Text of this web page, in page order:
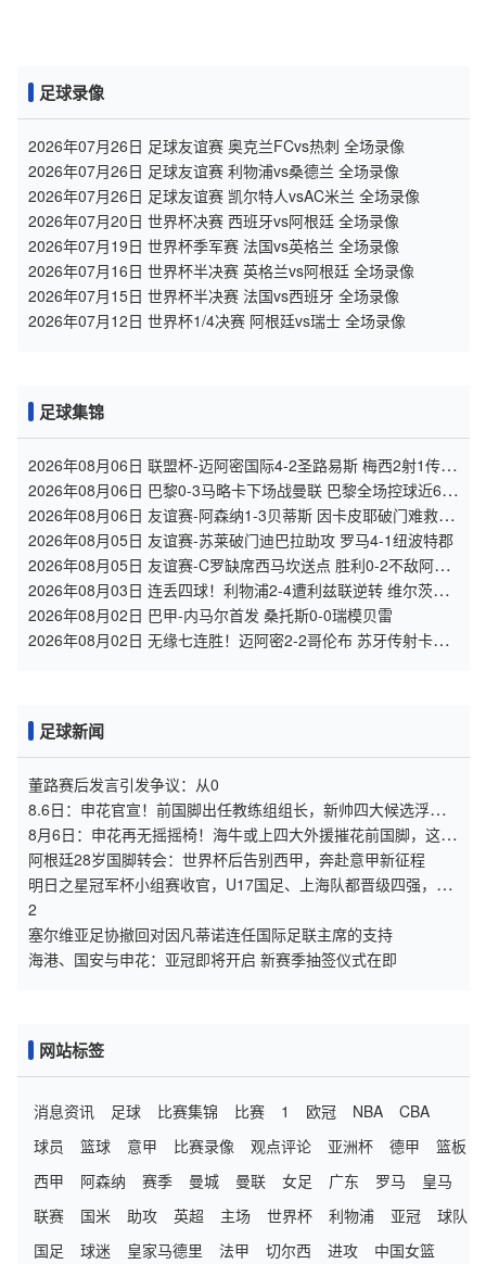
足球录像
2026年07月26日 足球友谊赛 奥克兰FCvs热刺 全场录像
2026年07月26日 足球友谊赛 利物浦vs桑德兰 全场录像
2026年07月26日 足球友谊赛 凯尔特人vsAC米兰 全场录像
2026年07月20日 世界杯决赛 西班牙vs阿根廷 全场录像
2026年07月19日 世界杯季军赛 法国vs英格兰 全场录像
2026年07月16日 世界杯半决赛 英格兰vs阿根廷 全场录像
2026年07月15日 世界杯半决赛 法国vs西班牙 全场录像
2026年07月12日 世界杯1/4决赛 阿根廷vs瑞士 全场录像
足球集锦
2026年08月06日 联盟杯-迈阿密国际4-2圣路易斯 梅西2射1传
阿伦助攻戴帽
2026年08月06日 巴黎0-3马略卡下场战曼联 巴黎全场控球近6成
+8射3正未果
2026年08月06日 友谊赛-阿森纳1-3贝蒂斯 因卡皮耶破门难救主
福纳尔斯1射2传
2026年08月05日 友谊赛-苏莱破门迪巴拉助攻 罗马4-1纽波特郡
2026年08月05日 友谊赛-C罗缺席西马坎送点 胜利0-2不敌阿尔
梅里亚
2026年08月03日 连丢四球！利物浦2-4遭利兹联逆转 维尔茨钱
伯斯破门凯尔凯兹失误
2026年08月02日 巴甲-内马尔首发 桑托斯0-0瑞模贝雷
2026年08月02日 无缘七连胜！迈阿密2-2哥伦布 苏牙传射卡塞
足球新闻
董路赛后发言引发争议：从0
8.6日：申花官宣！前国脚出任教练组组长，新帅四大候选浮
出，于汉超救火？
8月6日：申花再无摇摇椅！海牛或上四大外援摧花前国脚，这套
阵容踢中甲都困难
阿根廷28岁国脚转会：世界杯后告别西甲，奔赴意甲新征程
明日之星冠军杯小组赛收官，U17国足、上海队都晋级四强，东
道主会师决赛？
2
塞尔维亚足协撤回对因凡蒂诺连任国际足联主席的支持
海港、国安与申花：亚冠即将开启 新赛季抽签仪式在即
网站标签
消息资讯 足球 比赛集锦 比赛 1 欧冠 NBA
CBA
球员
篮球 意甲 比赛录像 观点评论 亚洲杯 德甲
篮板
西甲
阿森纳 赛季 曼城 曼联 女足 广东 罗马
皇马
联赛
国米 助攻 英超 主场 世界杯 利物浦 亚冠
球队
国足
球迷 皇家马德里 法甲 切尔西 进攻 中国女篮